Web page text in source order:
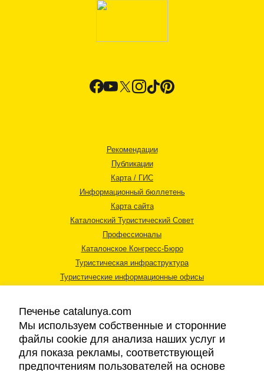
Рекомендации
Публикации
Карта / ГИС
Информационный бюллетень
Карта сайта
Каталонский Туристический Совет
Профессионалы
Каталонское Конгресс-Бюро
Туристическая инфраструктура
Туристические информационные офисы
Правовая информация
Печенье catalunya.com
Мы используем собственные и сторонние
файлы cookie для анализа наших услуг и
для показа рекламы, соответствующей
предпочтениям пользователей на основе